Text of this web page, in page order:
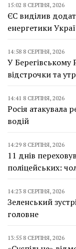
15:02 8 СЕРПНЯ, 2026
ЄС виділив
енергетики
14:58 8 СЕРПНЯ, 2026
У Берегівському
відстрочки та
14:41 8 СЕРПНЯ, 2026
Росія атакувала
водій
14:29 8 СЕРПНЯ, 2026
11 днів
поліцейських:
14:23 8 СЕРПНЯ, 2026
Зеленський
головне
13:55 8 СЕРПНЯ, 2026